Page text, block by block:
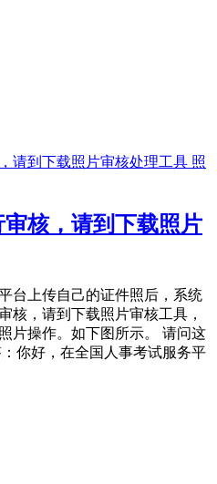
照
核，请到下载照片
台上传自己的证件照后，系统
核，请到下载照片审核工具，
片操作。如下图所示。 请问这
你好，在全国人事考试服务平